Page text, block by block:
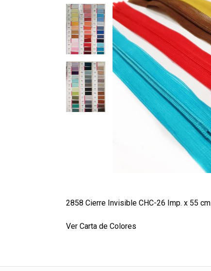
2858 Cierre Invisible CHC-26 Imp. x 55 cm
Ver Carta de Colores